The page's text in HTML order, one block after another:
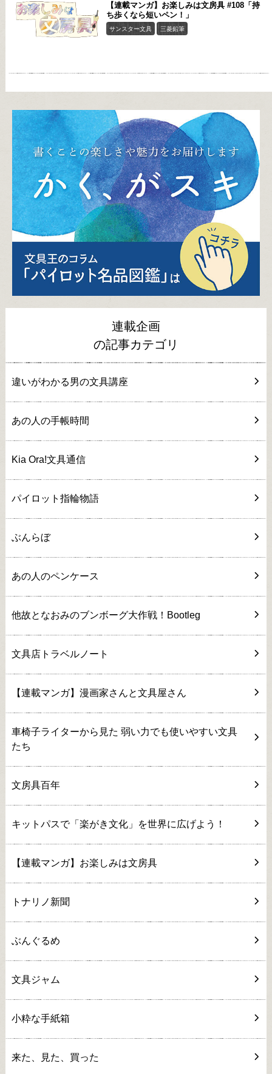
【連載マンガ】お楽しみは文房具 #108「持
ち歩くなら短いペン！」
サンスター文具 三菱鉛筆
連載企画
の記事カテゴリ
違いがわかる男の文具講座
あの人の手帳時間
Kia Ora!文具通信
パイロット指輪物語
ぶんらぼ
あの人のペンケース
他故となおみのブンボーグ大作戦！Bootleg
文具店トラベルノート
【連載マンガ】漫画家さんと文具屋さん
車椅子ライターから見た 弱い力でも使いやすい文具
たち
文房具百年
キットパスで「楽がき文化」を世界に広げよう！
【連載マンガ】お楽しみは文房具
トナリノ新聞
ぶんぐるめ
文具ジャム
小粋な手紙箱
来た、見た、買った